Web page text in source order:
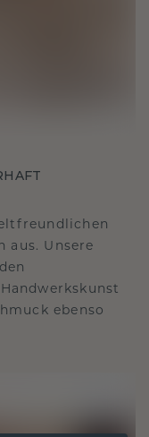
aus. Unsere
ebenso